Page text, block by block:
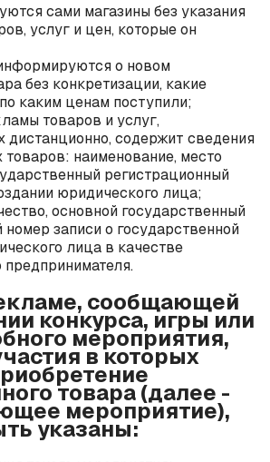
сами магазины без указания
услуг и цен, которые он
о новом
без конкретизации, какие
каким ценам поступили;
товаров и услуг,
дистанционно, содержит сведения
наименование, место
регистрационный
юридического лица;
основной государственный
записи о государственной
лица в качестве
сообщающей
конкурса, игры или
мероприятия,
в которых
товара (далее -
мероприятие),
указаны: